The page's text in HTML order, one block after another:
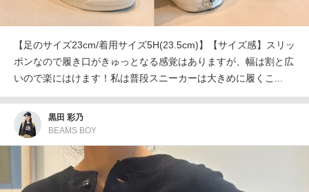
【足のサイズ23cm/着用サイズ5H(23.5cm)】【サイズ感】スリッ
ポンなので履き口がきゅっとなる感覚はありますが、幅は割と広
いので楽にはけます！私は普段スニーカーは大きめに履くこ...
黒田 彩乃
BEAMS BOY